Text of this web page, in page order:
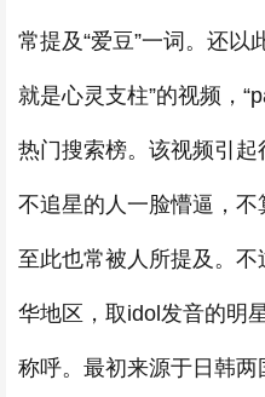
常提及“爱豆”一词。还以
就是心灵支柱”的视频，
热门搜索榜。该视频引
不追星的人一脸懵逼，不
至此也常被人所提及。
华地区，取idol发音的明
称呼。最初来源于日韩两